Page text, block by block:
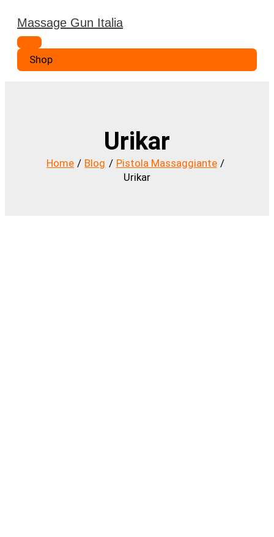
contenuto
Massage Gun Italia
Menu
principale
Shop
Urikar
Home Blog
Pistola Massaggiante
Urikar